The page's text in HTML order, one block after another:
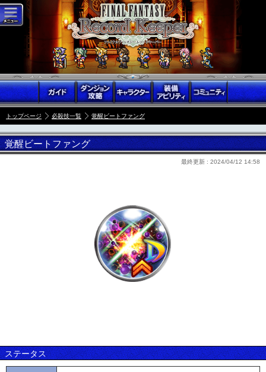
トップページ 必殺技一覧 覚醒ビートファング
覚醒ビートファング
最終更新 : 2024/04/12 14:58
ステータス